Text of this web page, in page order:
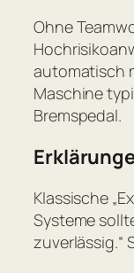
Ohne
automatisch
Maschine
Bremspedal.
Klassische
Systeme
zuverlässig.“